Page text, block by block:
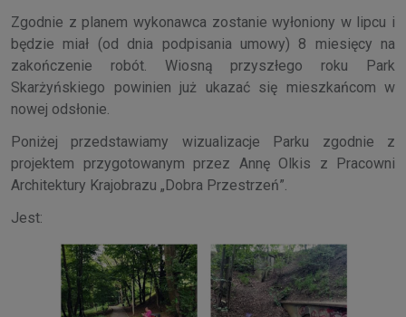
Zgodnie z planem wykonawca zostanie wyłoniony w lipcu i
będzie miał (od dnia podpisania umowy) 8 miesięcy na
zakończenie robót. Wiosną przyszłego roku Park
Skarżyńskiego powinien już ukazać się mieszkańcom w
nowej odsłonie.
Poniżej przedstawiamy wizualizacje Parku zgodnie z
projektem przygotowanym przez Annę Olkis z Pracowni
Architektury Krajobrazu „Dobra Przestrzeń”.
Jest: